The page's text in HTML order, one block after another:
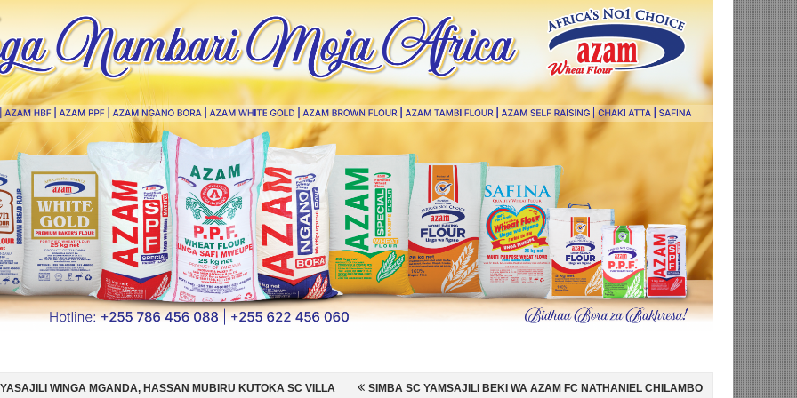
HASSAN MUBIRU KUTOKA SC VILLA SIMBA SC YAMSAJILI BEKI WA AZAM FC NATHANIEL CHILAMBO NI HISPANIA MABINGWA WA